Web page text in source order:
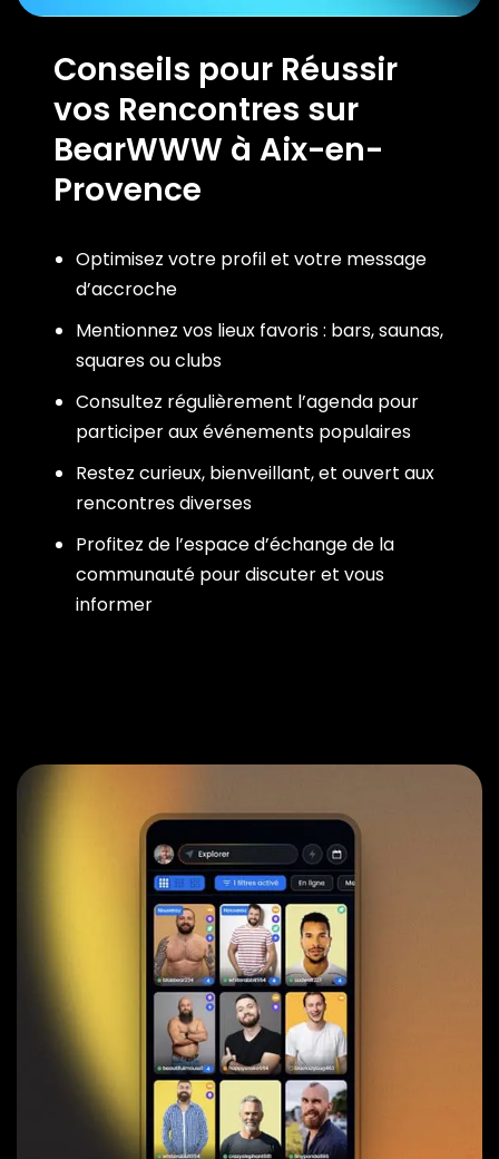
Conseils pour Réussir
vos Rencontres sur
BearWWW à Aix-en-
Provence
Optimisez votre profil et votre message
d’accroche
Mentionnez vos lieux favoris : bars, saunas,
squares ou clubs
Consultez régulièrement l’agenda pour
participer aux événements populaires
Restez curieux, bienveillant, et ouvert aux
rencontres diverses
Profitez de l’espace d’échange de la
communauté pour discuter et vous
informer